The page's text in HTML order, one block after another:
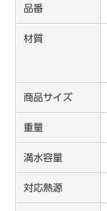
品番
材質
商品サイズ
重量
満水容量
対応熱源